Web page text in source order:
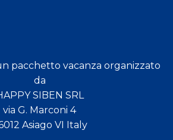
pacchetto vacanza organizzato
da
SIBEN SRL
via G. Marconi 4
Asiago VI Italy